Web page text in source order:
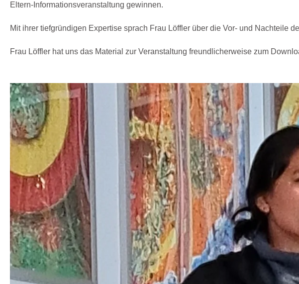
Eltern-Informationsveranstaltung gewinnen.
Mit ihrer tiefgründigen Expertise sprach Frau Löffler über die Vor- und Nachteile
Frau Löffler hat uns das Material zur Veranstaltung freundlicherweise zum